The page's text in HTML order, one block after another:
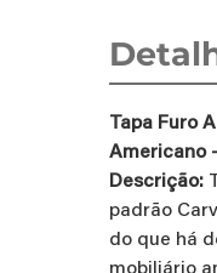
Tapa Furo
Americano
Descrição:
padrão
do que há